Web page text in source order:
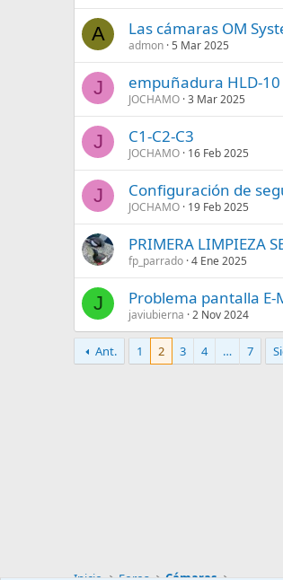
A Las cámaras OM
admon 5 Mar 2025
J empuñadura HLD-
JOCHAMO 3 Mar 2025
J C1-C2-C3
JOCHAMO 16 Feb 2025
J Configuración de
JOCHAMO 19 Feb 2025
PRIMERA LIMPIEZA
fp_parrado 4 Ene 2025
J Problema pantalla E-
javiubierna 2 Nov 2024
Ant. 1 2 3 4 … 7